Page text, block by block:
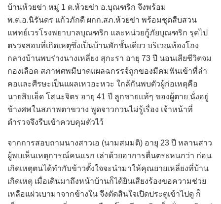
บ้านห้วยข่า หมู่ 1 ต.ห้วยข่า อ.บุณฑริก จึงพร้อม
พ.ต.อ.นิรันดร แก้วภักดี ผกก.สภ.ห้วยข่า พร้อมชุดสืบสวน
แพทย์เวรโรงพยาบาลบุณฑริก และหน่วยกู้ภัยบุณฑริก รุดไป
ตรวจสอบที่เกิดเหตุซึ่งเป็นบ้านพักชั้นเดียว บริเวณห้องโถง
กลางบ้านพบร่างนางเหลี่ยง สุกะรา อายุ 73 ปี นอนเสียชีวิตจม
กองเลือด สภาพศพมีบาดแผลฉกรรจ์ถูกของมีคมฟันเข้าที่ลำ
คอและศีรษะเป็นแผลเหวอะหวะ ใกล้กันพบตัวผู้ก่อเหตุคือ
นายสิบเอ็ด โสนะจิตร อายุ 41 ปี ลูกชายแท้ๆ ของผู้ตาย นั่งอยู่
ข้างศพในสภาพตาขวาง พูดจาวกวนไม่รู้เรื่อง เจ้าหน้าที่
ตำรวจจึงรีบเข้าควบคุมตัวไว้
จากการสอบถามนางสาวเอ (นามสมมติ) อายุ 23 ปี หลานสาว
ผู้พบเห็นเหตุการณ์คนแรก เล่าด้วยอาการตื่นตระหนกว่า ก่อน
เกิดเหตุตนได้ทำกับข้าวตั้งใจจะนำมาให้คุณยายเหลี่ยงที่บ้าน
เกิดเหตุ เมื่อเดินมาถึงหน้าบ้านก็ได้ยินเสียงร้องขอความช่วย
เหลือแผ่วเบามาจากข้างใน จึงตัดสินใจเปิดประตูเข้าไปดู ก็